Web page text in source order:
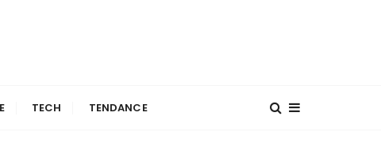
TECH TENDANCE